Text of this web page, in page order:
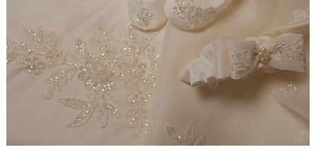
【ドレスリメイク】夢みるフリルのベビードレス
【ドレスリメイク】ダッフィーとシェリーメイのウ
ェディングドレス
【ドレスリメイク】豪華レースのミニチュアドレス
【ドレスリメイク】オーバードレス付きのベビード